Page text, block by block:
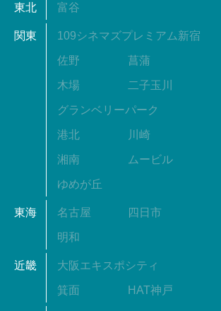
東北 富谷
関東 109シネマズプレミアム新宿
佐野 菖蒲
木場 二子玉川
グランベリーパーク
港北 川崎
湘南 ムービル
ゆめが丘
東海 名古屋 四日市
明和
近畿 大阪エキスポシティ
箕面 HAT神戸